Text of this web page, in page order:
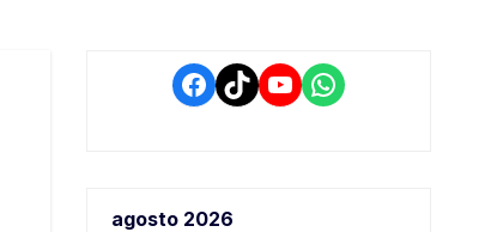
Facebook
TikTokYouTube
WhatsApp
agosto 2026